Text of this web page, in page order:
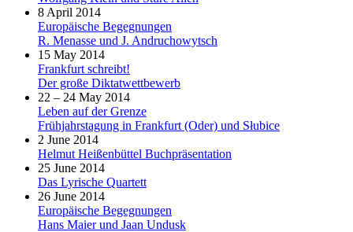
8 April 2014
Europäische Begegnungen
R. Menasse und J. Andruchowytsch
15 May 2014
Frankfurt schreibt!
Der große Diktatwettbewerb
22 – 24 May 2014
Leben auf der Grenze
Frühjahrstagung in Frankfurt (Oder) und Słubice
2 June 2014
Helmut Heißenbüttel Buchpräsentation
25 June 2014
Das Lyrische Quartett
26 June 2014
Europäische Begegnungen
Hans Maier und Jaan Undusk